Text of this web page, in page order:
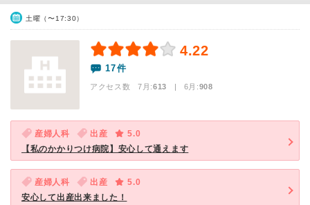
土曜（〜17:30）
4.22
17件
アクセス数 7月:613 | 6月:908
産婦人科 出産
5.0
【私のかかりつけ病院】安心して通えます
産婦人科 出産
5.0
安心して出産出来ました！